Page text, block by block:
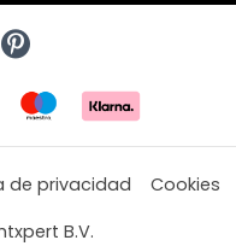
de privacidad
Cookies
B.V.